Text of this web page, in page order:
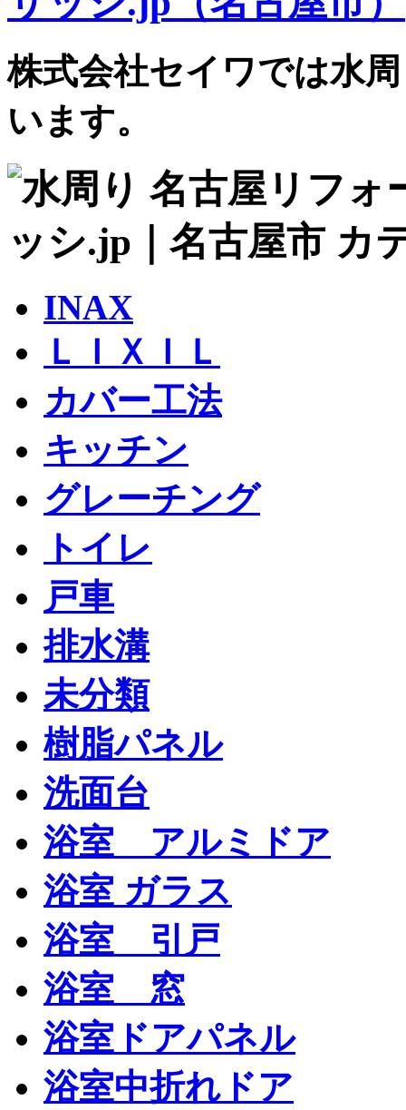
株式会社セイワでは水
います。
INAX
ＬＩＸＩＬ
カバー工法
キッチン
グレーチング
トイレ
戸車
排水溝
未分類
樹脂パネル
洗面台
浴室 アルミドア
浴室 ガラス
浴室 引戸
浴室 窓
浴室ドアパネル
浴室中折れドア